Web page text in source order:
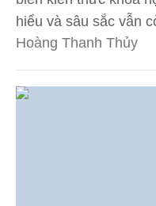
hiểu và sâu sắc vẫn
Hoàng Thanh Thủy